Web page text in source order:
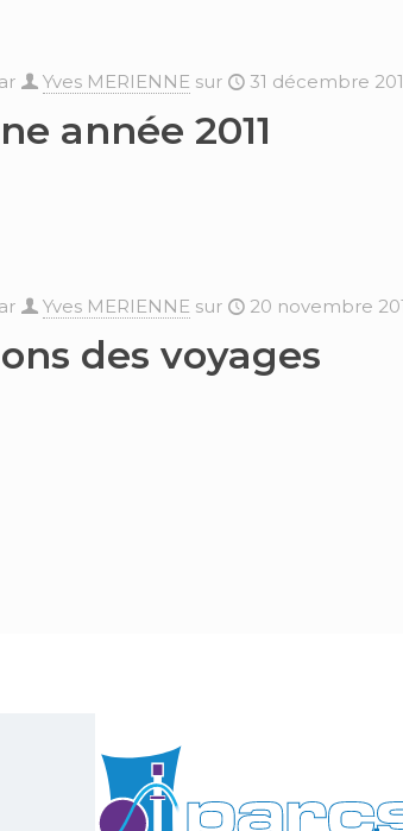
Yves MERIENNE sur 31 décembre
année 2011
Yves MERIENNE sur 20 novembre
des voyages